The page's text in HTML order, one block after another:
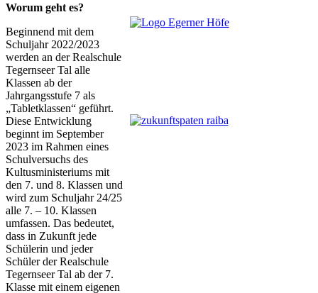
Worum geht es?
Beginnend mit dem
Schuljahr 2022/2023
werden an der Realschule
Tegernseer Tal alle
Klassen ab der
Jahrgangsstufe 7 als
„Tabletklassen“ geführt.
Diese Entwicklung
beginnt im September
2023 im Rahmen eines
Schulversuchs des
Kultusministeriums mit
den 7. und 8. Klassen und
wird zum Schuljahr 24/25
alle 7. – 10. Klassen
umfassen. Das bedeutet,
dass in Zukunft jede
Schülerin und jeder
Schüler der Realschule
Tegernseer Tal ab der 7.
Klasse mit einem eigenen